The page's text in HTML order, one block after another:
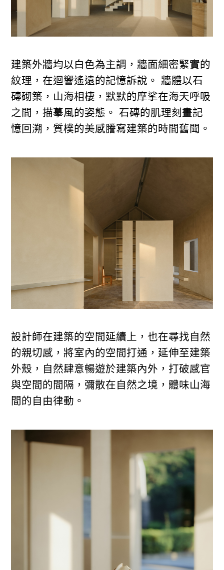
建築外牆均以白色為主調，牆面細密緊實的
紋理，在迴響遙遠的記憶訴說。 牆體以石
磚砌築，山海相棲，默默的摩挲在海天呼吸
之間，描摹風的姿態。 石磚的肌理刻畫記
憶回溯，質樸的美感謄寫建築的時間舊聞。
設計師在建築的空間延續上，也在尋找自然
的親切感，將室內的空間打通，延伸至建築
外殼，自然肆意暢遊於建築內外，打破感官
與空間的間隔，彌散在自然之境，體味山海
間的自由律動。